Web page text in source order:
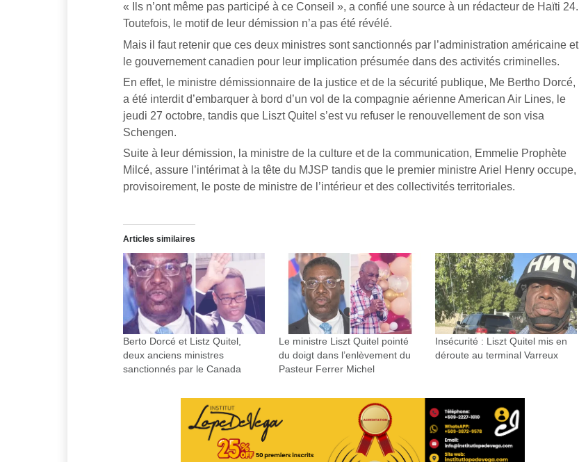
« Ils n’ont même pas participé à ce Conseil », a confié une source à un rédacteur de Haïti 24.
Toutefois, le motif de leur démission n’a pas été révélé.
Mais il faut retenir que ces deux ministres sont sanctionnés par l’administration américaine et
le gouvernement canadien pour leur implication présumée dans des activités criminelles.
En effet, le ministre démissionnaire de la justice et de la sécurité publique, Me Bertho Dorcé,
a été interdit d’embarquer à bord d’un vol de la compagnie aérienne American Air Lines, le
jeudi 27 octobre, tandis que Liszt Quitel s’est vu refuser le renouvellement de son visa
Schengen.
Suite à leur démission, la ministre de la culture et de la communication, Emmelie Prophète
Milcé, assure l’intérimat à la tête du MJSP tandis que le premier ministre Ariel Henry occupe,
provisoirement, le poste de ministre de l’intérieur et des collectivités territoriales.
Articles similaires
Berto Dorcé et Listz Quitel,
deux anciens ministres
sanctionnés par le Canada
Le ministre Liszt Quitel pointé
du doigt dans l’enlèvement du
Pasteur Ferrer Michel
Insécurité : Liszt Quitel mis en
déroute au terminal Varreux